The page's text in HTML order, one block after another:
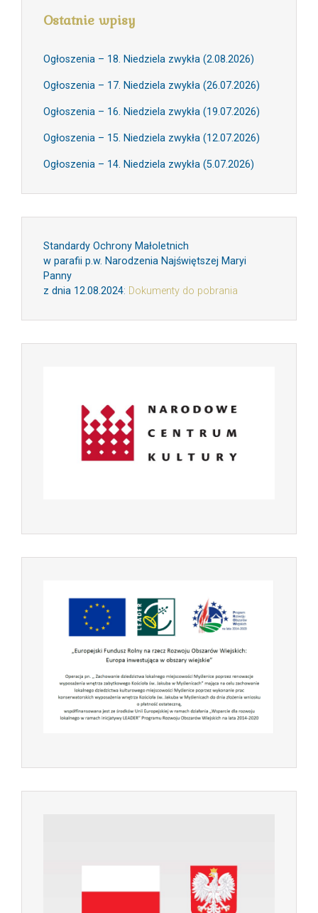
Ostatnie wpisy
Ogłoszenia – 18. Niedziela zwykła (2.08.2026)
Ogłoszenia – 17. Niedziela zwykła (26.07.2026)
Ogłoszenia – 16. Niedziela zwykła (19.07.2026)
Ogłoszenia – 15. Niedziela zwykła (12.07.2026)
Ogłoszenia – 14. Niedziela zwykła (5.07.2026)
Standardy Ochrony Małoletnich
w parafii p.w. Narodzenia Najświętszej Maryi
Panny
z dnia 12.08.2024: Dokumenty do pobrania